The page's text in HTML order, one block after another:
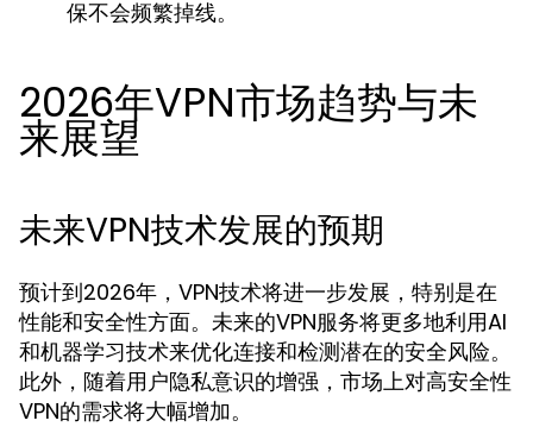
保不会频繁掉线。
2026年VPN市场趋势与未
来展望
未来VPN技术发展的预期
预计到2026年，VPN技术将进一步发展，特别是在
性能和安全性方面。未来的VPN服务将更多地利用AI
和机器学习技术来优化连接和检测潜在的安全风险。
此外，随着用户隐私意识的增强，市场上对高安全性
VPN的需求将大幅增加。